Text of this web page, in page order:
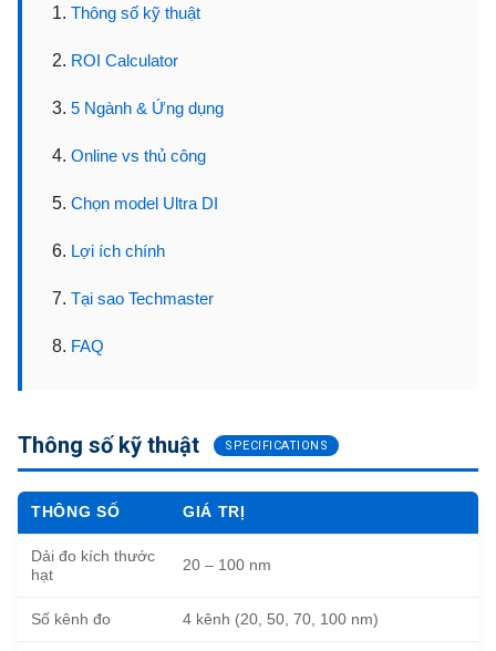
Thông số kỹ thuật
ROI Calculator
5 Ngành & Ứng dụng
Online vs thủ công
Chọn model Ultra DI
Lợi ích chính
Tại sao Techmaster
FAQ
Thông số kỹ thuật SPECIFICATIONS
THÔNG SỐ GIÁ TRỊ
Dải đo kích thước
hạt
20 – 100 nm
Số kênh đo 4 kênh (20, 50, 70, 100 nm)